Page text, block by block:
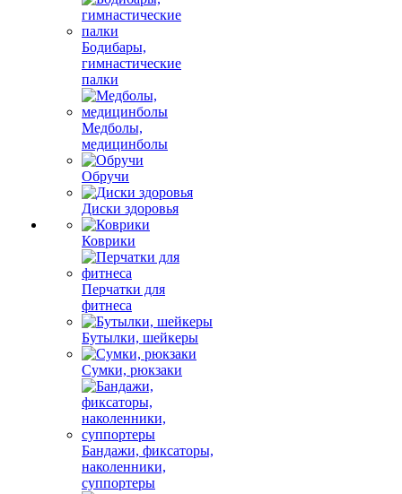
Бодибары,
гимнастические
палки
Медболы,
медицинболы
Обручи
Диски здоровья
Коврики
Перчатки для
фитнеса
Бутылки, шейкеры
Сумки, рюкзаки
Бандажи, фиксаторы,
наколенники,
суппортеры